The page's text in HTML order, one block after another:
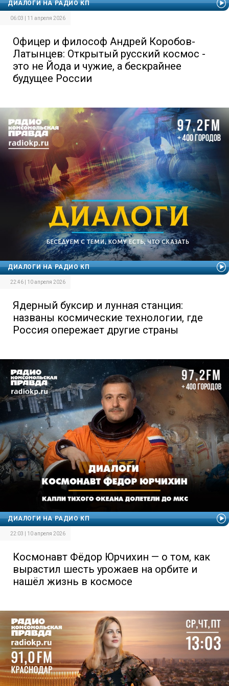
ДИАЛОГИ НА РАДИО КП
06:03 | 11 апреля 2026
Офицер и философ Андрей Коробов-
Латынцев: Открытый русский космос -
это не Йода и чужие, а бескрайнее
будущее России
ДИАЛОГИ НА РАДИО КП
22:46 | 10 апреля 2026
Ядерный буксир и лунная станция:
названы космические технологии, где
Россия опережает другие страны
ДИАЛОГИ НА РАДИО КП
22:03 | 10 апреля 2026
Космонавт Фёдор Юрчихин — о том, как
вырастил шесть урожаев на орбите и
нашёл жизнь в космосе